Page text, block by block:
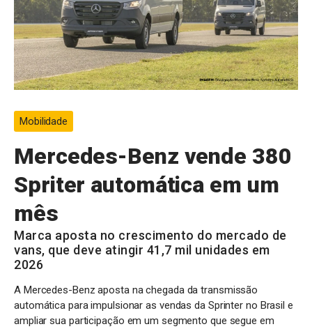
Mobilidade
Mercedes-Benz vende 380
Spriter automática em um
mês
Marca aposta no crescimento do mercado de
vans, que deve atingir 41,7 mil unidades em
2026
A Mercedes-Benz aposta na chegada da transmissão
automática para impulsionar as vendas da Sprinter no Brasil e
ampliar sua participação em um segmento que segue em